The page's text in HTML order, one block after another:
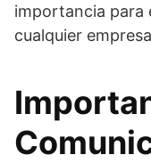
importancia para
cualquier